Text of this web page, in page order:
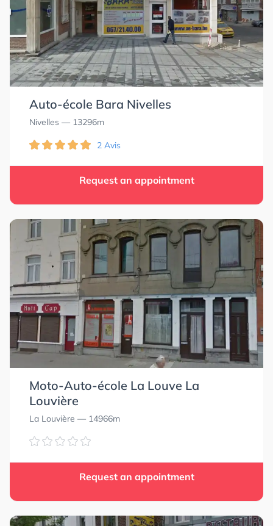
Auto-école Bara Nivelles
Nivelles — 13296m
2 Avis
Request an appointment
Moto-Auto-école La Louve La
Louvière
La Louvière — 14966m
Request an appointment